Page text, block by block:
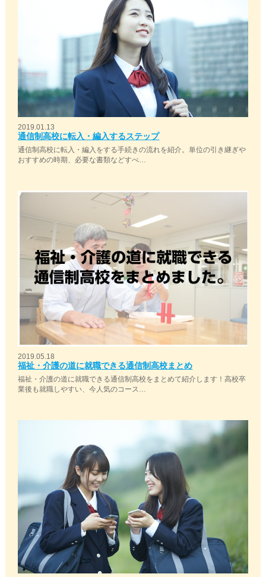
2019.01.13
通信制高校に転入・編入するステップ
通信制高校に転入・編入をする手続きの流れを紹介。単位の引き継ぎや
おすすめの時期、必要な書類などすべ…
2019.05.18
福祉・介護の道に就職できる通信制高校まとめ
福祉・介護の道に就職できる通信制高校をまとめて紹介します！高校卒
業後も就職しやすい、今人気のコース…